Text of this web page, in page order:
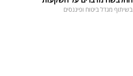
בשיתוף מגדל ביטוח ופיננסים